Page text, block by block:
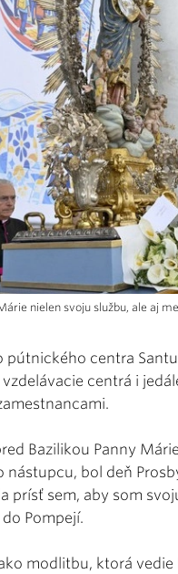
nielen svoju službu, ale aj
pútnického centra
centrá i
Bazilikou Panny
nástupcu, bol deň
prísť sem, aby som
Pompejí.
modlitbu, ktorá vedie